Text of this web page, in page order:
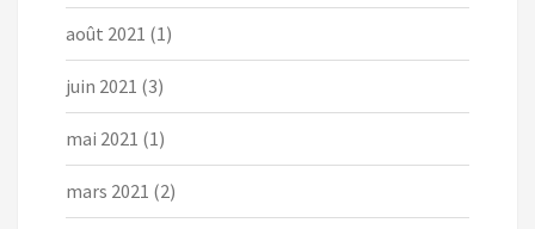
août 2021 (1)
juin 2021 (3)
mai 2021 (1)
mars 2021 (2)